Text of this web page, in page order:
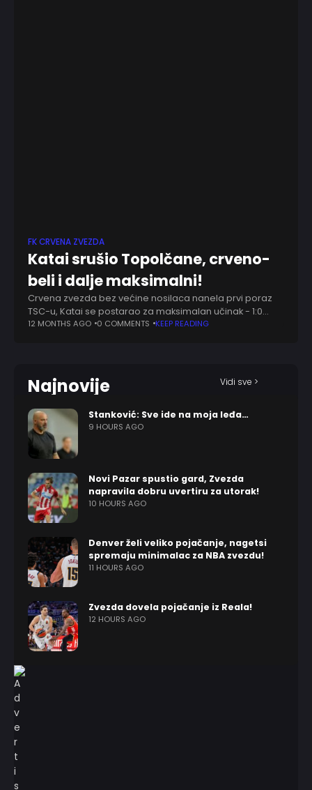
FK CRVENA ZVEZDA
Katai srušio Topolčane, crveno-
beli i dalje maksimalni!
Crvena zvezda bez većine nosilaca nanela prvi poraz
TSC-u, Katai se postarao za maksimalan učinak - 1:0
(1:0). U svojoj prvoj bitnoj sekvenci na ovom stadionu
12 MONTHS AGO 0 COMMENTS KEEP READING
Najnovije Vidi sve >
Stanković: Sve ide na moja leđa…
9 HOURS AGO
Novi Pazar spustio gard, Zvezda
napravila dobru uvertiru za utorak!
10 HOURS AGO
Denver želi veliko pojačanje, nagetsi
spremaju minimalac za NBA zvezdu!
11 HOURS AGO
Zvezda dovela pojačanje iz Reala!
12 HOURS AGO